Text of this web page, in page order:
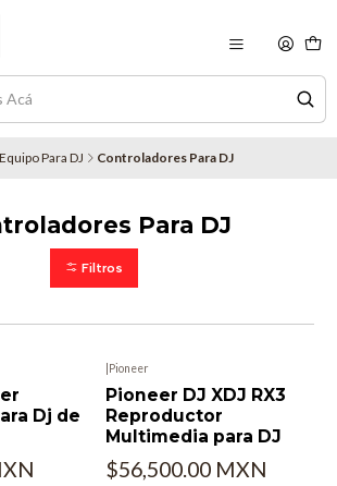
Equipo Para DJ Controladores Para DJ
Para DJ
Filtros
Dj de
Pioneer
Pioneer DJ XDJ RX3
Reproductor
Multimedia para DJ
$56,500.00 MXN